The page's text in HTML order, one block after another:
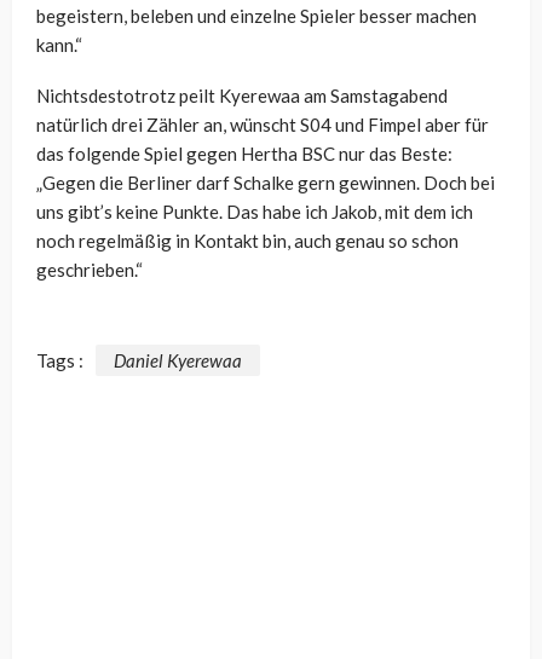
begeistern, beleben und einzelne Spieler besser machen
kann.“
Nichtsdestotrotz peilt Kyerewaa am Samstagabend
natürlich drei Zähler an, wünscht S04 und Fimpel aber für
das folgende Spiel gegen Hertha BSC nur das Beste:
„Gegen die Berliner darf Schalke gern gewinnen. Doch bei
uns gibt’s keine Punkte. Das habe ich Jakob, mit dem ich
noch regelmäßig in Kontakt bin, auch genau so schon
geschrieben.“
Tags : Daniel Kyerewaa